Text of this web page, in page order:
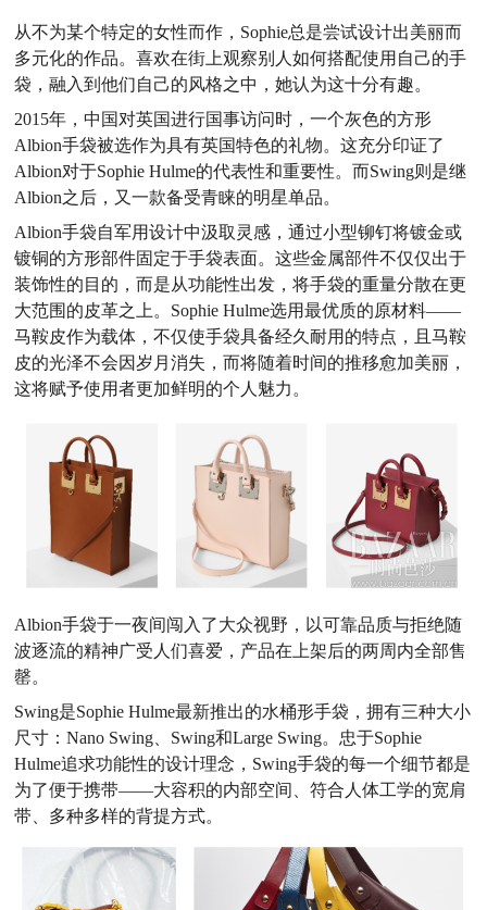
从不为某个特定的女性而作，Sophie总是尝试设计出美丽而
多元化的作品。喜欢在街上观察别人如何搭配使用自己的手
袋，融入到他们自己的风格之中，她认为这十分有趣。
2015年，中国对英国进行国事访问时，一个灰色的方形
Albion手袋被选作为具有英国特色的礼物。这充分印证了
Albion对于Sophie Hulme的代表性和重要性。而Swing则是继
Albion之后，又一款备受青睐的明星单品。
Albion手袋自军用设计中汲取灵感，通过小型铆钉将镀金或
镀铜的方形部件固定于手袋表面。这些金属部件不仅仅出于
装饰性的目的，而是从功能性出发，将手袋的重量分散在更
大范围的皮革之上。Sophie Hulme选用最优质的原材料——
马鞍皮作为载体，不仅使手袋具备经久耐用的特点，且马鞍
皮的光泽不会因岁月消失，而将随着时间的推移愈加美丽，
这将赋予使用者更加鲜明的个人魅力。
Albion手袋于一夜间闯入了大众视野，以可靠品质与拒绝随
波逐流的精神广受人们喜爱，产品在上架后的两周内全部售
罄。
Swing是Sophie Hulme最新推出的水桶形手袋，拥有三种大小
尺寸：Nano Swing、Swing和Large Swing。忠于Sophie
Hulme追求功能性的设计理念，Swing手袋的每一个细节都是
为了便于携带——大容积的内部空间、符合人体工学的宽肩
带、多种多样的背提方式。